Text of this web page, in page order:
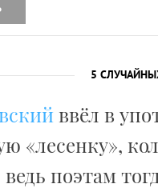
5
ввёл в
«лесенку»,
поэтам